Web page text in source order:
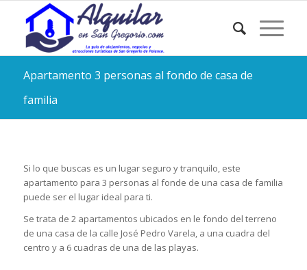
Apartamento 3 personas al fondo de casa de
familia
Si lo que buscas es un lugar seguro y tranquilo, este
apartamento para 3 personas al fonde de una casa de familia
puede ser el lugar ideal para ti.
Se trata de 2 apartamentos ubicados en le fondo del terreno
de una casa de la calle José Pedro Varela, a una cuadra del
centro y a 6 cuadras de una de las playas.